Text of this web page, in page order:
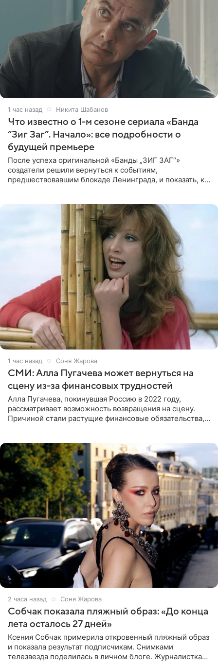
1 час назад Никита Шабанов
Что известно о 1-м сезоне сериала «Банда
“Зиг Заг”. Начало»: все подробности о
будущей премьере
После успеха оригинальной «Банды „ЗИГ ЗАГ“»
создатели решили вернуться к событиям,
предшествовавшим блокаде Ленинграда, и показать, как
1 час назад Соня Жарова
СМИ: Алла Пугачева может вернуться на
сцену из-за финансовых трудностей
Алла Пугачева, покинувшая Россию в 2022 году,
рассматривает возможность возвращения на сцену.
Причиной стали растущие финансовые обязательства,
2 часа назад Соня Жарова
Собчак показала пляжный образ: «До конца
лета осталось 27 дней»
Ксения Собчак примерила откровенный пляжный образ
и показала результат подписчикам. Снимками
телезвезда поделилась в личном блоге. Журналистка